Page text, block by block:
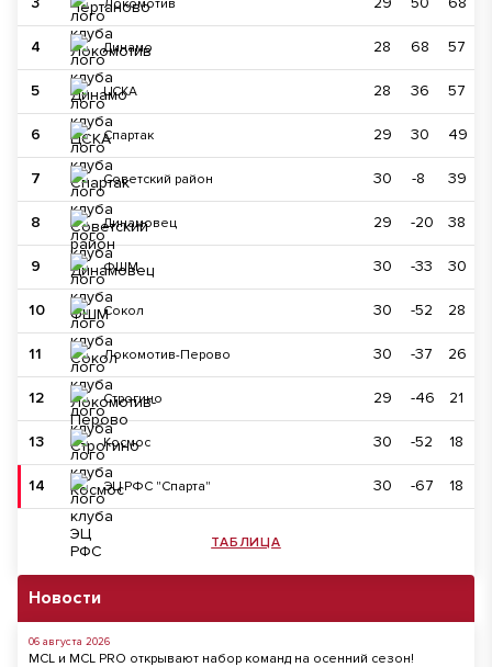
Локомотив
4 Динамо 28 68 57
5 ЦСКА 28 36 57
6 Спартак 29 30 49
7 Советский район 30 -8 39
8 Динамовец 29 -20 38
9 ФШМ 30 -33 30
10 Сокол 30 -52 28
11 Локомотив-Перово 30 -37 26
12 Строгино 29 -46 21
13 Космос 30 -52 18
14 ЭЦ РФС "Спарта" 30 -67 18
ТАБЛИЦА
Новости
06 августа 2026
MCL и MCL PRO открывают набор команд на осенний сезон!